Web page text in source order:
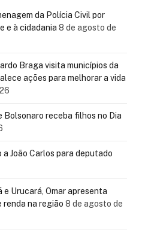
da Polícia Civil por
e à cidadania 8 de agosto de
Braga visita municípios da
ações para melhorar a vida
Bolsonaro receba filhos no Dia
João Carlos para deputado
e Urucará, Omar apresenta
renda na região 8 de agosto de